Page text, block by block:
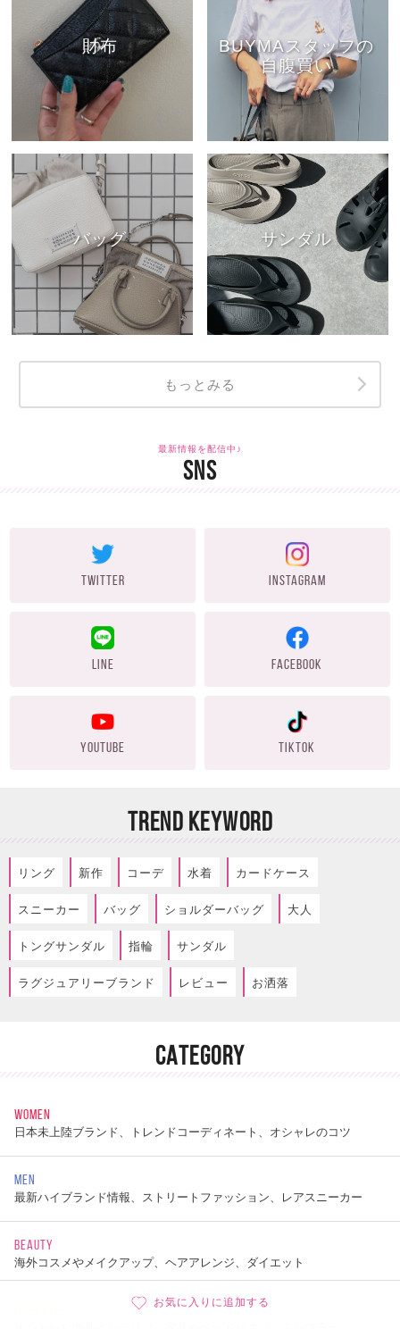
お気に入りに追加する
財布
BUYMAスタッフの
自腹買い
バッグ サンダル
もっとみる
最新情報を配信中♪
SNS
TWITTER INSTAGRAM
LINE FACEBOOK
YOUTUBE TIKTOK
TREND KEYWORD
リング 新作 コーデ 水着 カードケース
スニーカー バッグ ショルダーバッグ 大人
トングサンダル 指輪 サンダル
ラグジュアリーブランド レビュー お洒落
CATEGORY
WOMEN
日本未上陸ブランド、トレンドコーディネート、オシャレのコツ
MEN
最新ハイブランド情報、ストリートファッション、レアスニーカー
BEAUTY
海外コスメやメイクアップ、ヘアアレンジ、ダイエット